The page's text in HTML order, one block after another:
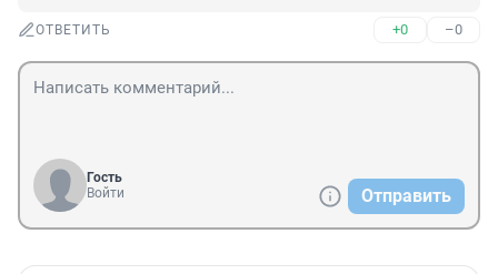
ОТВЕТИТЬ +0 –0
Гость
Войти
Отправить